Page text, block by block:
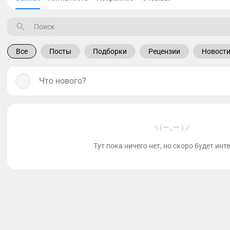
Все Посты Подборки Рецензии Новости
Что нового?
ヽ(ー_ー )ノ
Тут пока ничего нет, но скоро будет